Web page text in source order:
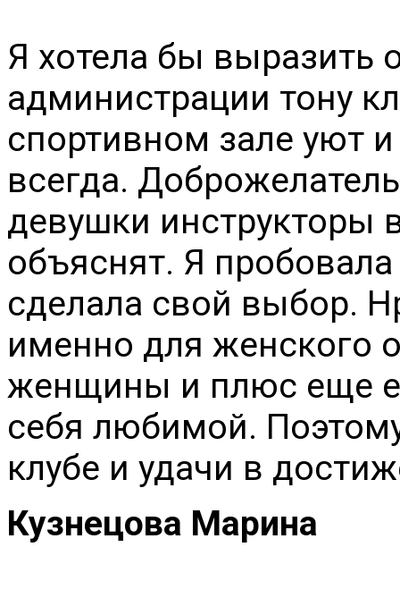
Я хотела бы выразить
администрации тону
спортивном зале уют
всегда.
девушки инструкторы
объяснят. Я
сделала свой выбор.
именно для женского
женщины и плюс еще
себя любимой.
клубе и удачи в
Кузнецова Марина